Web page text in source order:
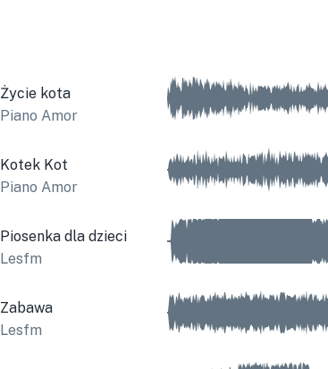
Życie kota
Piano Amor
Kotek Kot
Piano Amor
Piosenka dla dzieci
Lesfm
Zabawa
Lesfm